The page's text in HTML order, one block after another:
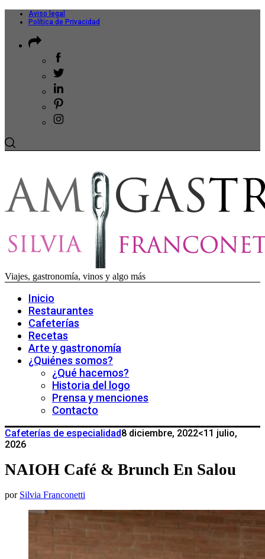
Aviso legal
Política de Privacidad
Viajes, gastronomía, vinos y algo más
Inicio
Restaurantes
Cafeterías
Recetas
Arte y gastronomía
¿Quiénes somos?
¿Qué hacemos?
Historia del logo
Prensa y menciones
Contacto
Cafeterías de especialidad8 diciembre, 2022<11 julio,
2026
NAIOH Café & Brunch En Salou
por Silvia Franconetti